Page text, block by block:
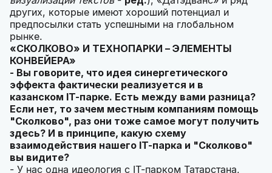
других, которые имеют хороший потенциал и
предпосылки стать успешными на глобальном
рынке.
«СКОЛКОВО» И ТЕХНОПАРКИ – ЭЛЕМЕНТЫ
КОНВЕЙЕРА»
- Вы говорите, что идея синергетического
эффекта фактически реализуется и в
казанском IT-парке. Есть между вами разница?
Если нет, то зачем местным компаниям помощь
"Сколково", раз они тоже самое могут получить
здесь? И в принципе, какую схему
взаимодействия нашего IT-парка и "Сколково"
вы видите?
- У нас одна идеология с IT-парком Татарстана,